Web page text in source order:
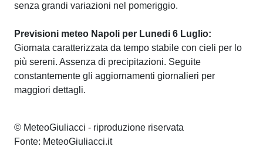
senza grandi variazioni nel pomeriggio.
Previsioni meteo Napoli per Lunedi 6 Luglio:
Giornata caratterizzata da tempo stabile con cieli per lo
più sereni. Assenza di precipitazioni. Seguite
constantemente gli aggiornamenti giornalieri per
maggiori dettagli.
© MeteoGiuliacci - riproduzione riservata
Fonte: MeteoGiuliacci.it